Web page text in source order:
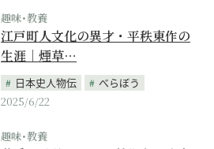
趣味･教養
江戸町人文化の異才・平秩東作の
生涯｜煙草…
日本史人物伝
べらぼう
2025/6/22
趣味･教養